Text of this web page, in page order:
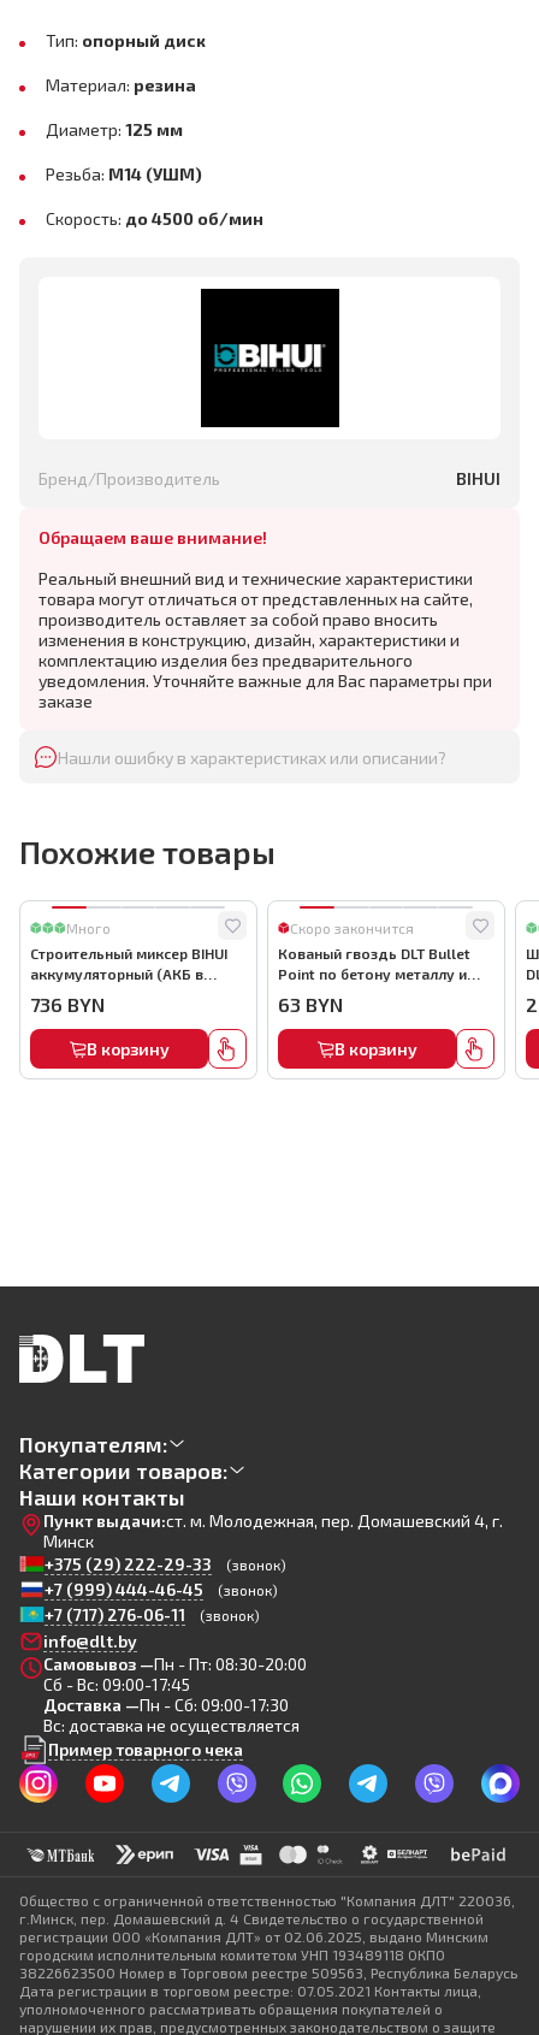
Тип: опорный диск
Материал: резина
Диаметр: 125 мм
Резьба: М14 (УШМ)
Скорость: до 4500 об/мин
Бренд/Производитель BIHUI
Обращаем ваше внимание!
Реальный внешний вид и технические характеристики
товара могут отличаться от представленных на сайте,
производитель оставляет за собой право вносить
изменения в конструкцию, дизайн, характеристики и
комплектацию изделия без предварительного
уведомления. Уточняйте важные для Вас параметры при
заказе
Нашли ошибку в характеристиках или описании?
Похожие товары
Много
Строительный миксер BIHUI
аккумуляторный (АКБ в
736 BYN
В корзину
Скоро закончится
Кованый гвоздь DLT Bullet
Point по бетону металлу и
арт.0116
63 BYN
В корзину
Покупателям:
Категории товаров:
Наши контакты
Пункт выдачи:ст. м. Молодежная, пер. Домашевский 4, г.
Минск
+375 (29) 222-29-33
(звонок)
+7 (999) 444-46-45 (звонок)
+7 (717) 276-06-11 (звонок)
info@dlt.by
Самовывоз —Пн - Пт: 08:30-20:00
Сб - Вс: 09:00-17:45
Доставка —Пн - Сб: 09:00-17:30
Вс: доставка не осуществляется
Пример товарного чека
Общество с ограниченной ответственностью "Компания ДЛТ" 220036,
г.Минск, пер. Домашевский д. 4 Свидетельство о государственной
регистрации ООО «Компания ДЛТ» от 02.06.2025, выдано Минским
городским исполнительным комитетом УНП 193489118 ОКПО
38226623500 Номер в Торговом реестре 509563, Республика Беларусь
Дата регистрации в торговом реестре: 07.05.2021 Контакты лица,
уполномоченного рассматривать обращения покупателей о
нарушении их прав, предусмотренных законодательством о защите